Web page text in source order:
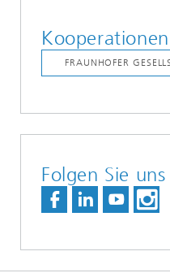
Kooperationen
Folgen Sie uns